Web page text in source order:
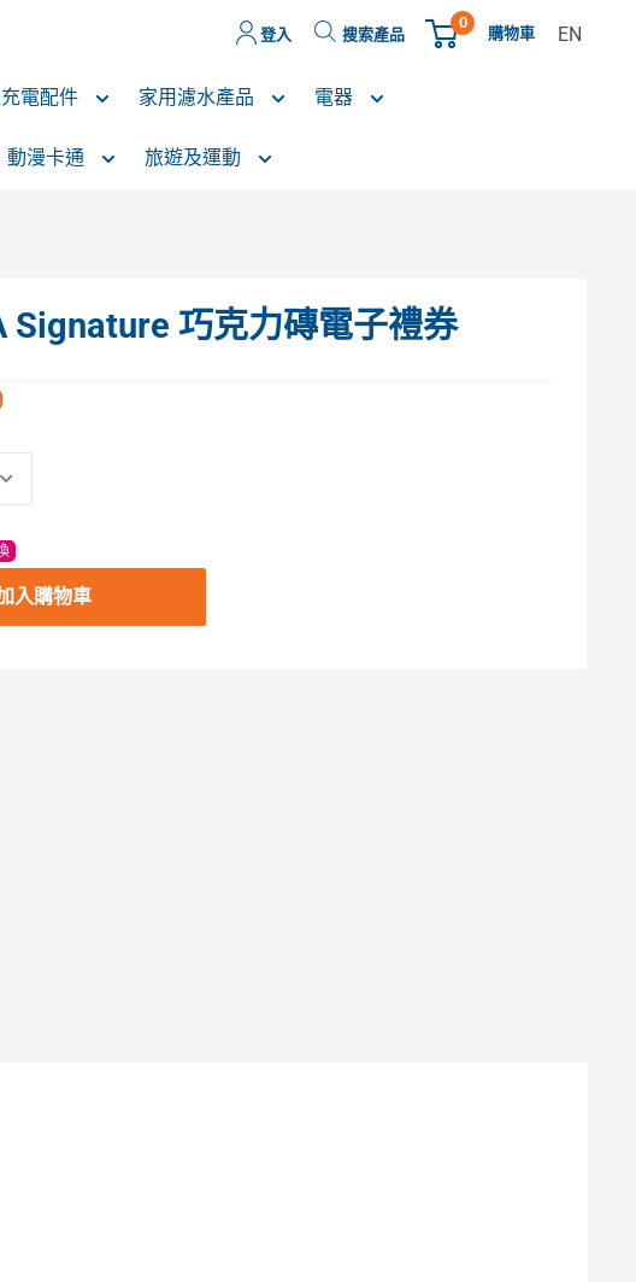
登入 搜索產品
0
購物車 EN
電配件 家用濾水產品 電器
動漫卡通 旅遊及運動
Signature 巧克力磚電子禮券
入購物車